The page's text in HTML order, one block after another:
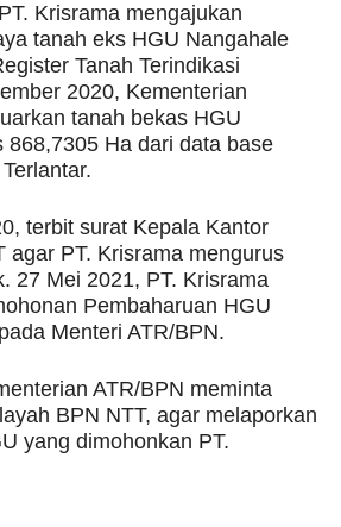
Krisrama mengajukan
tanah eks HGU Nangahale
Tanah Terindikasi
2020, Kementerian
tanah bekas HGU
868,7305 Ha dari data base
terbit surat Kepala Kantor
agar PT. Krisrama mengurus
27 Mei 2021, PT. Krisrama
Pembaharuan HGU
Menteri ATR/BPN.
ATR/BPN meminta
BPN NTT, agar melaporkan
yang dimohonkan PT.